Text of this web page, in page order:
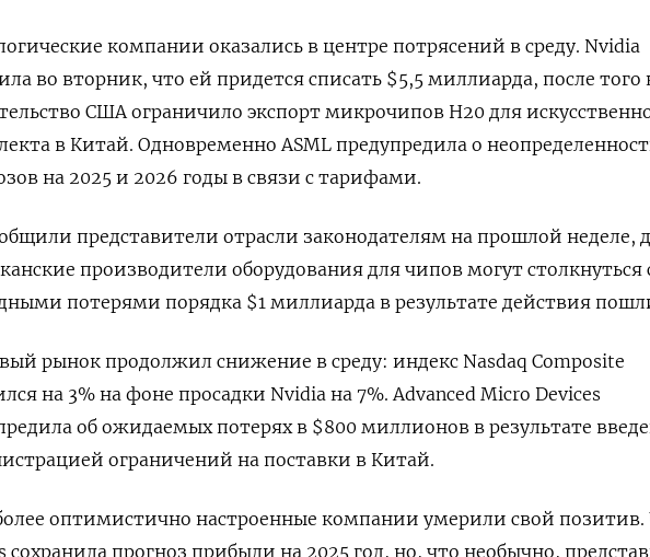
компании оказались в центре потрясений в среду. Nvidia
во вторник, что ей придется списать $5,5 миллиарда, после того
США ограничило экспорт микрочипов H20 для
в Китай. Одновременно ASML предупредила о
на 2025 и 2026 годы в связи с тарифами.
представители отрасли законодателям на прошлой неделе,
производители оборудования для чипов могут столкнуться
потерями порядка $1 миллиарда в результате действия
рынок продолжил снижение в среду: индекс Nasdaq Composite
на 3% на фоне просадки Nvidia на 7%. Advanced Micro Devices
об ожидаемых потерях в $800 миллионов в результате
ограничений на поставки в Китай.
оптимистично настроенные компании умерили свой позитив.
сохранила прогноз прибыли на 2025 год, но, что необычно,